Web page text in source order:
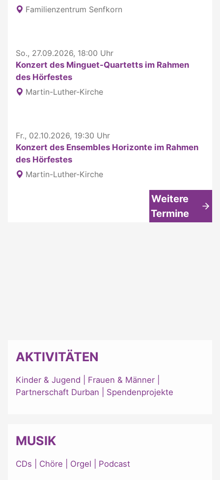
Familienzentrum Senfkorn
So., 27.09.2026, 18:00 Uhr
Konzert des Minguet-Quartetts im Rahmen
des Hörfestes
Martin-Luther-Kirche
Fr., 02.10.2026, 19:30 Uhr
Konzert des Ensembles Horizonte im Rahmen
des Hörfestes
Martin-Luther-Kirche
Weitere
Termine
AKTIVITÄTEN
Kinder & Jugend Frauen & Männer
Partnerschaft Durban
Spendenprojekte
MUSIK
CDs Chöre Orgel Podcast